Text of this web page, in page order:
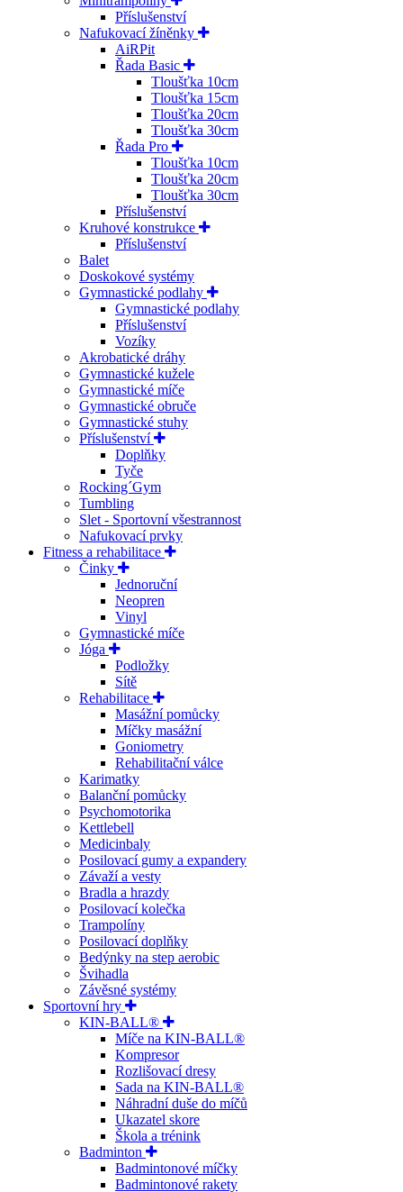
Příslušenství
Nafukovací žíněnky
AiRPit
Řada Basic
Tloušťka 10cm
Tloušťka 15cm
Tloušťka 20cm
Tloušťka 30cm
Řada Pro
Tloušťka 10cm
Tloušťka 20cm
Tloušťka 30cm
Příslušenství
Kruhové konstrukce
Příslušenství
Balet
Doskokové systémy
Gymnastické podlahy
Gymnastické podlahy
Příslušenství
Vozíky
Akrobatické dráhy
Gymnastické kužele
Gymnastické míče
Gymnastické obruče
Gymnastické stuhy
Příslušenství
Doplňky
Tyče
Rocking´Gym
Tumbling
Slet - Sportovní všestrannost
Nafukovací prvky
Fitness a rehabilitace
Činky
Jednoruční
Neopren
Vinyl
Gymnastické míče
Jóga
Podložky
Sítě
Rehabilitace
Masážní pomůcky
Míčky masážní
Goniometry
Rehabilitační válce
Karimatky
Balanční pomůcky
Psychomotorika
Kettlebell
Medicinbaly
Posilovací gumy a expandery
Závaží a vesty
Bradla a hrazdy
Posilovací kolečka
Trampolíny
Posilovací doplňky
Bedýnky na step aerobic
Švihadla
Závěsné systémy
Sportovní hry
KIN-BALL®
Míče na KIN-BALL®
Kompresor
Rozlišovací dresy
Sada na KIN-BALL®
Náhradní duše do míčů
Ukazatel skore
Škola a trénink
Badminton
Badmintonové míčky
Badmintonové rakety